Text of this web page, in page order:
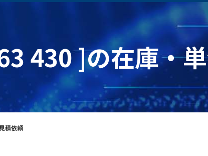
430 ]の在庫・
積依頼